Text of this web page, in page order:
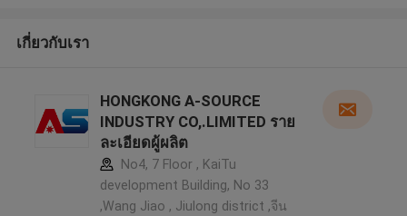
เกี่ยวกับเรา
HONGKONG A-SOURCE
INDUSTRY CO,.LIMITED ราย
ละเอียดผู้ผลิต
No4, 7 Floor , KaiTu
development Building, No 33
,Wang Jiao , Jiulong district ,จีน